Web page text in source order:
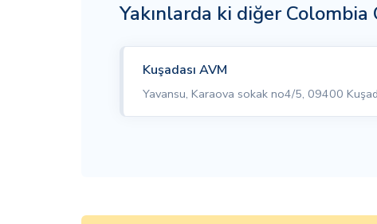
Yakınlarda ki diğer Colombia
Kuşadası AVM
Yavansu, Karaova sokak no4/5, 09400